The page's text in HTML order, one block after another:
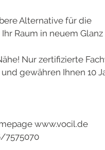
Alternative für die
Raum in neuem
Nur zertifizierte
gewähren Ihnen 10
www.vocil.de
7575070